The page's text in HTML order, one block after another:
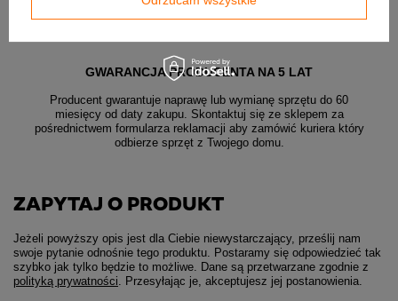
Gwarancja Gwarancja producenta na 5 lat
GWARANCJA PRODUCENTA NA 5 LAT
Producent gwarantuje naprawę lub wymianę sprzętu do 60
miesięcy od daty zakupu. Skontaktuj się ze sklepem za
pośrednictwem formularza reklamacji aby zamówić kuriera który
odbierze sprzęt z Twojego domu.
ZAPYTAJ O PRODUKT
Jeżeli powyższy opis jest dla Ciebie niewystarczający, prześlij nam
swoje pytanie odnośnie tego produktu. Postaramy się odpowiedzieć tak
szybko jak tylko będzie to możliwe. Dane są przetwarzane zgodnie z
polityką prywatności. Przesyłając je, akceptujesz jej postanowienia.